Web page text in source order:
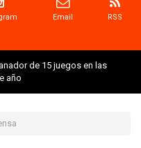
Email RSS
de 15 juegos en las
año